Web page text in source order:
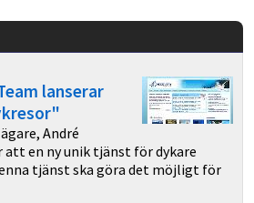
lanserar
André
att en ny unik tjänst för dykare
tjänst ska göra det möjligt för